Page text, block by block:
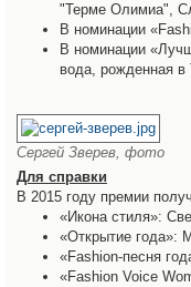
"Терме Олимиа",
В номинации
В номинации
вода, рожденная в
Сергей Зверев, фото
Для справки
В 2015 году премии
«Икона стиля»:
«Открытие года»:
«Fashion-песня
«Fashion Voice